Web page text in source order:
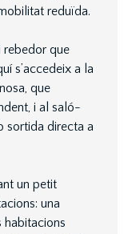
reduïda.
rebedor que
s’accedeix a la
que
i al saló-
sortida directa a
un petit
una
habitacions